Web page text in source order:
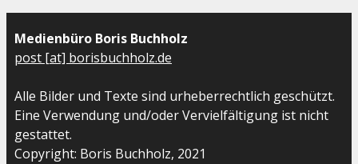
Medienbüro Boris Buchholz
post [at] borisbuchholz.de
Alle Bilder und Texte sind urheberrechtlich geschützt.
Eine Verwendung und/oder Vervielfältigung ist nicht
gestattet.
Copyright: Boris Buchholz, 2021